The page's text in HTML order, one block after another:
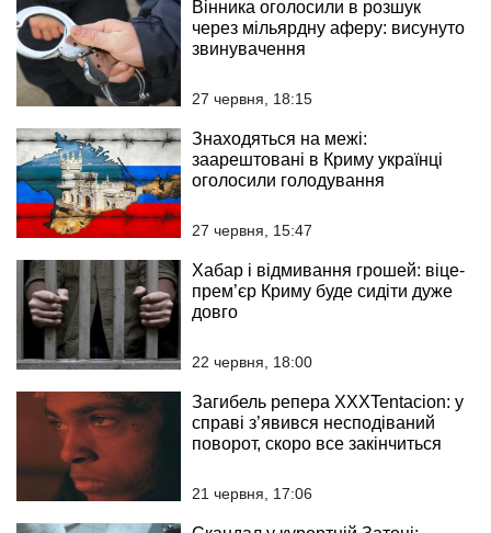
Вінника оголосили в розшук
через мільярдну аферу: висунуто
звинувачення
27 червня, 18:15
Знаходяться на межі:
заарештовані в Криму українці
оголосили голодування
27 червня, 15:47
Хабар і відмивання грошей: віце-
прем’єр Криму буде сидіти дуже
довго
22 червня, 18:00
Загибель репера XXXTentacion: у
справі з’явився несподіваний
поворот, скоро все закінчиться
21 червня, 17:06